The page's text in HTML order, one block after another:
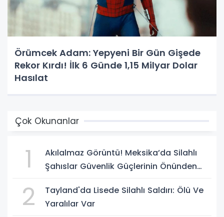
Örümcek Adam: Yepyeni Bir Gün Gişede
Rekor Kırdı! İlk 6 Günde 1,15 Milyar Dolar
Hasılat
Çok Okunanlar
1
Akılalmaz Görüntü! Meksika’da Silahlı
Şahıslar Güvenlik Güçlerinin Önünden
2
Tayland'da Lisede Silahlı Saldırı: Ölü Ve
Yaralılar Var